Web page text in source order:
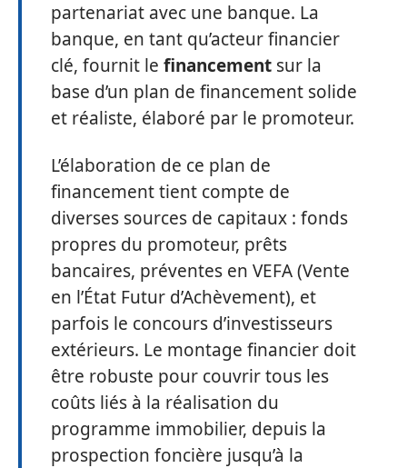
partenariat avec une banque. La
banque, en tant qu’acteur financier
clé, fournit le financement sur la
base d’un plan de financement solide
et réaliste, élaboré par le promoteur.
L’élaboration de ce plan de
financement tient compte de
diverses sources de capitaux : fonds
propres du promoteur, prêts
bancaires, préventes en VEFA (Vente
en l’État Futur d’Achèvement), et
parfois le concours d’investisseurs
extérieurs. Le montage financier doit
être robuste pour couvrir tous les
coûts liés à la réalisation du
programme immobilier, depuis la
prospection foncière jusqu’à la